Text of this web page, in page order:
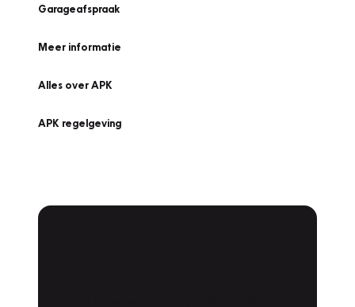
Garageafspraak
Meer informatie
Alles over APK
APK regelgeving